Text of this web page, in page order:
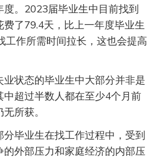
度。2023届毕业生中目前找到
了79.4天，比上一年度毕业生
工作所需时间拉长，这也会提高
业状态的毕业生中大部分并非是
中超过半数人都在至少4个月前
所获。
分毕业生在找工作过程中，受到
的外部压力和家庭经济的内部压